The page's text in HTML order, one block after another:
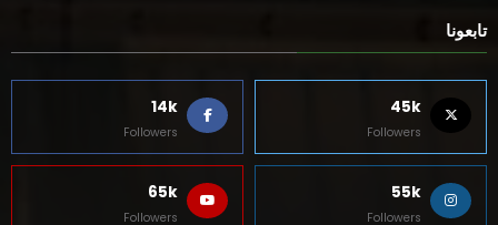
تابعونا
45k
Followers
14k
Followers
55k
Followers
65k
Followers